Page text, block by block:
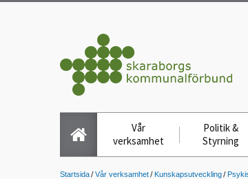
Vår
verksamhet
Politik &
Styrning
Startsida Vår verksamhet Kunskapsutveckling